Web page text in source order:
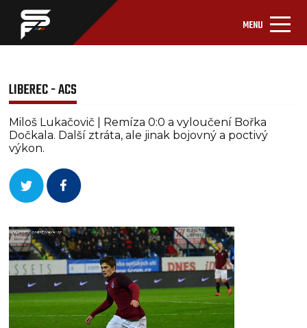
MENU
LIBEREC - ACS
Miloš Lukačovič | Remíza 0:0 a vyloučení Bořka
Dočkala. Další ztráta, ale jinak bojovný a poctivý
výkon.